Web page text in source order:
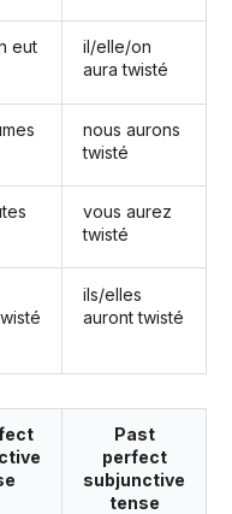
eut
il/elle/on
aura twisté
nous aurons
twisté
vous aurez
twisté
ils/elles
auront twisté
Past
perfect
subjunctive
tense